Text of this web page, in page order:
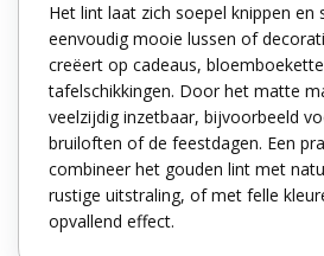
Het lint laat zich soepel knippen
eenvoudig mooie lussen of
creëert op cadeaus,
tafelschikkingen. Door het matte
veelzijdig inzetbaar, bijvoorbeeld
bruiloften of de feestdagen. Een
combineer het gouden lint met
rustige uitstraling, of met felle
opvallend effect.